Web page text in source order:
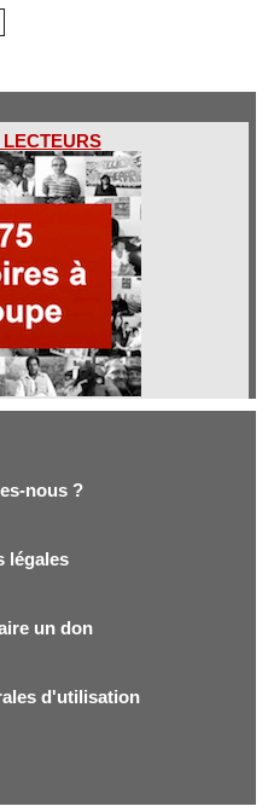
nous ?
légales
un don
d'utilisation